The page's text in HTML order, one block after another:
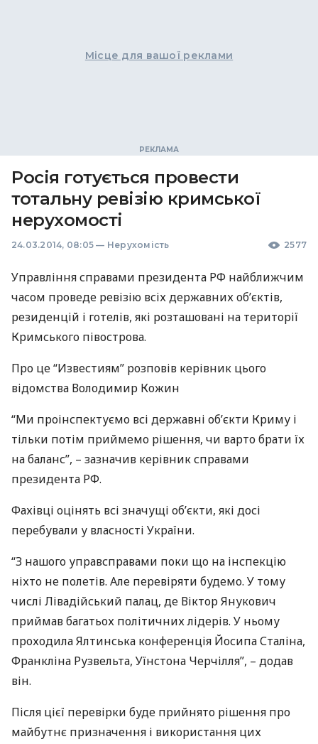
Місце для вашої реклами
Росія готується провести
тотальну ревізію кримської
нерухомості
24.03.2014, 08:05 — Нерухомість 2577
Управління справами президента РФ найближчим
часом проведе ревізію всіх державних об’єктів,
резиденцій і готелів, які розташовані на території
Кримського півострова.
Про це “Известиям” розповів керівник цього
відомства Володимир Кожин
“Ми проінспектуємо всі державні об’єкти Криму і
тільки потім приймемо рішення, чи варто брати їх
на баланс”, – зазначив керівник справами
президента РФ.
Фахівці оцінять всі значущі об’єкти, які досі
перебували у власності України.
“З нашого управсправами поки що на інспекцію
ніхто не полетів. Але перевіряти будемо. У тому
числі Лівадійський палац, де Віктор Янукович
приймав багатьох політичних лідерів. У ньому
проходила Ялтинська конференція Йосипа Сталіна,
Франкліна Рузвельта, Уїнстона Черчілля”, – додав
він.
Після цієї перевірки буде прийнято рішення про
майбутнє призначення і використання цих